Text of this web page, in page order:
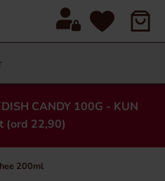
CANDY 100G - KUN
(ord 22,90)
200ml